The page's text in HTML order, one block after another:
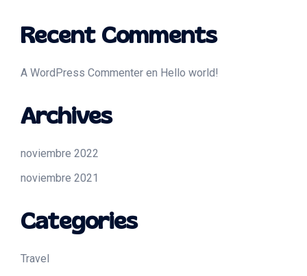
Recent Comments
A WordPress Commenter en Hello world!
Archives
noviembre 2022
noviembre 2021
Categories
Travel